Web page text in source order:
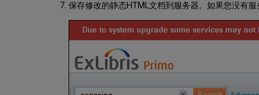
保存修改的静态HTML文档到服务器。如果您没有